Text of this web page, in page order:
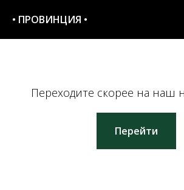
• ПРОВИНЦИЯ •
Переходите скорее на наш
Перейти